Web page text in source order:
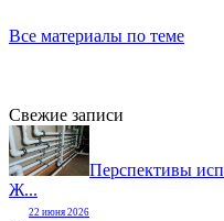
Все материалы по теме
Свежие записи
Перспективы
Ж...
22 июня 2026